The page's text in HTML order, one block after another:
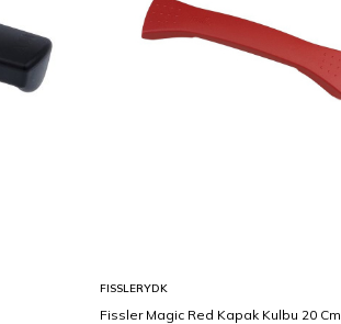
FISSLERYDK
Fissler Magic Red Kapak Kulbu 20 Cm